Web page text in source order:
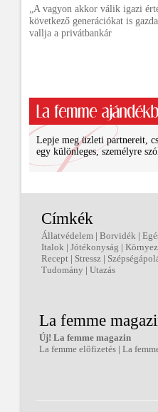
„A vagyon akkor válik igazi
következő generációkat is
vallja a privátbankár
Lepje meg üzleti partnereit,
egy különleges, személyre
Címkék
Állatvédelem | Borvidék |
Italok | Jótékonyság |
Recept | Stressz |
Tudomány | Utazás
La femme
Új! La femme magazin
La femme előfizetés | La